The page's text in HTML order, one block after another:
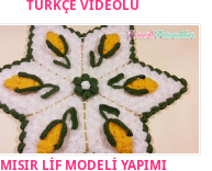
TÜRKÇE VİDEOLU
MISIR LİF MODELİ YAPIMI